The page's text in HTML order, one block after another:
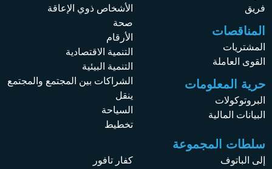
فريق
المناقصات
المشتريات
القوى العاملة
حرية المعلومات
البروتوكولات
البيانات المالية
الأشخاص ذوي الإعاقة
صحة
الأرقام
التنمية الاقتصادية
التنمية البيئية
الشراكات بين المجتمع والمجتمع
ينقل
السياحة
تخطيط
سلطات المجموعة
إلى الباتوف
كفار تافور